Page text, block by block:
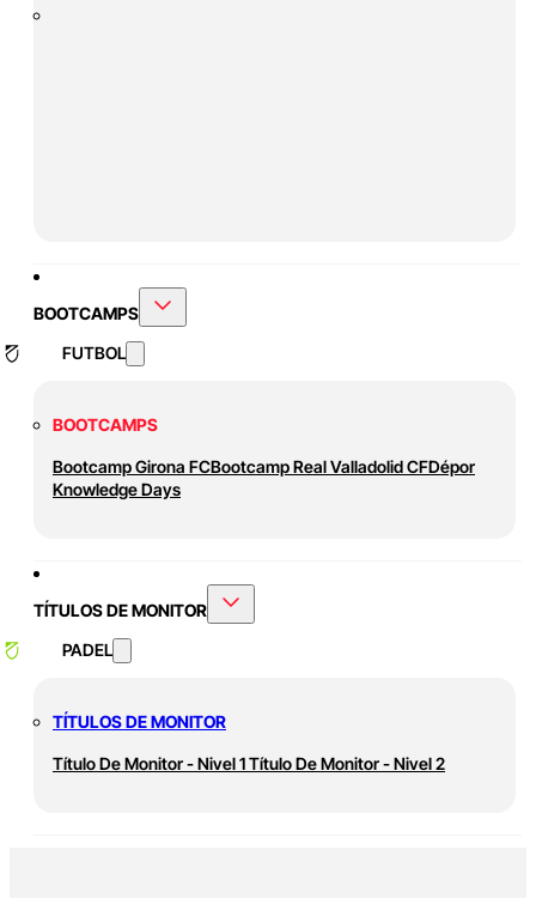
BOOTCAMPS
FUTBOL
BOOTCAMPS
Bootcamp Girona FCBootcamp Real Valladolid CFDépor
Knowledge Days
TÍTULOS DE MONITOR
PADEL
TÍTULOS DE MONITOR
Título De Monitor - Nivel 1Título De Monitor - Nivel 2